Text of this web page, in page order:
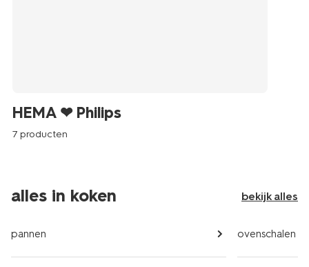
HEMA ❤ Philips
7 producten
alles in koken bekijk alles
pannen ovenschalen